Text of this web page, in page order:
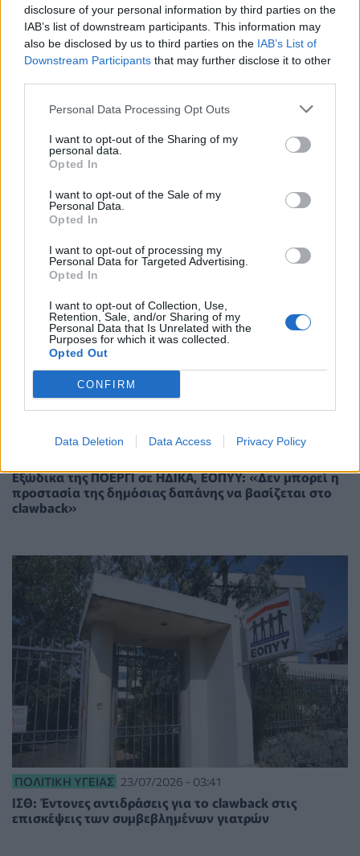
disclosure of your personal information by third parties on the
IAB’s list of downstream participants. This information may
also be disclosed by us to third parties on the IAB’s List of
Downstream Participants that may further disclose it to other
Personal Data Processing Opt Outs
I want to opt-out of the Sharing of my
personal data.
Opted In
I want to opt-out of the Sale of my
Personal Data.
Opted In
I want to opt-out of processing my
Personal Data for Targeted Advertising.
Opted In
I want to opt-out of Collection, Use,
Retention, Sale, and/or Sharing of my
Personal Data that Is Unrelated with the
Purposes for which it was collected.
Opted Out
CONFIRM
Data Deletion Data Access Privacy Policy
Διορίστηκαν οι πρώτοι διοικητές
νοσοκομείων του ΕΣΥ
03 Ιανουαρίου 2020
ΣΧΕΤΙΚΑ ΑΡΘΡΑ
Εξώδικα της ΠΟΕΡΓΙ σε ΗΔΙΚΑ, ΕΟΠΥΥ: «Δεν μπορεί η
προστασία της δημόσιας δαπάνης να βασίζεται στο
clawback»
ΠΟΛΙΤΙΚΉ ΥΓΕΊΑΣ 23/07/2026 - 03:41
ΙΣΘ: Έντονες αντιδράσεις για το clawback στις
επισκέψεις των συμβεβλημένων γιατρών